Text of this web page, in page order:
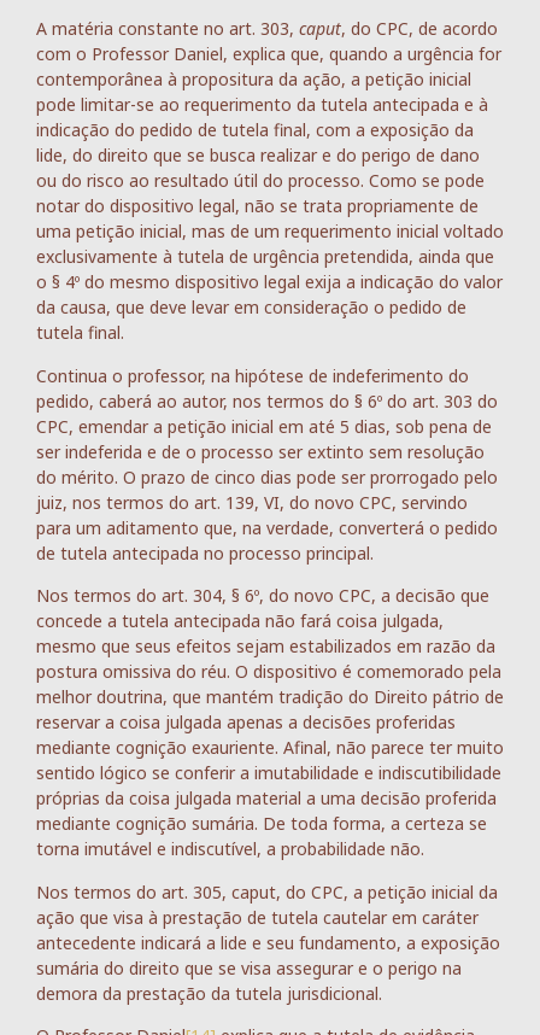
A matéria constante no art. 303, caput, do CPC, de acordo
com o Professor Daniel, explica que, quando a urgência for
contemporânea à propositura da ação, a petição inicial
pode limitar-se ao requerimento da tutela antecipada e à
indicação do pedido de tutela final, com a exposição da
lide, do direito que se busca realizar e do perigo de dano
ou do risco ao resultado útil do processo. Como se pode
notar do dispositivo legal, não se trata propriamente de
uma petição inicial, mas de um requerimento inicial voltado
exclusivamente à tutela de urgência pretendida, ainda que
o § 4º do mesmo dispositivo legal exija a indicação do valor
da causa, que deve levar em consideração o pedido de
tutela final.
Continua o professor, na hipótese de indeferimento do
pedido, caberá ao autor, nos termos do § 6º do art. 303 do
CPC, emendar a petição inicial em até 5 dias, sob pena de
ser indeferida e de o processo ser extinto sem resolução
do mérito. O prazo de cinco dias pode ser prorrogado pelo
juiz, nos termos do art. 139, VI, do novo CPC, servindo
para um aditamento que, na verdade, converterá o pedido
de tutela antecipada no processo principal.
Nos termos do art. 304, § 6º, do novo CPC, a decisão que
concede a tutela antecipada não fará coisa julgada,
mesmo que seus efeitos sejam estabilizados em razão da
postura omissiva do réu. O dispositivo é comemorado pela
melhor doutrina, que mantém tradição do Direito pátrio de
reservar a coisa julgada apenas a decisões proferidas
mediante cognição exauriente. Afinal, não parece ter muito
sentido lógico se conferir a imutabilidade e indiscutibilidade
próprias da coisa julgada material a uma decisão proferida
mediante cognição sumária. De toda forma, a certeza se
torna imutável e indiscutível, a probabilidade não.
Nos termos do art. 305, caput, do CPC, a petição inicial da
ação que visa à prestação de tutela cautelar em caráter
antecedente indicará a lide e seu fundamento, a exposição
sumária do direito que se visa assegurar e o perigo na
demora da prestação da tutela jurisdicional.